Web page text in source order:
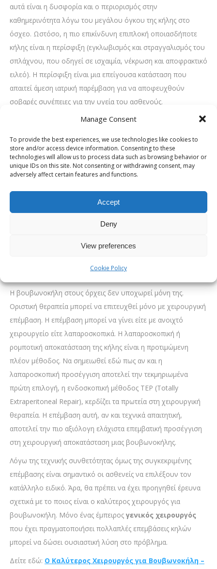
Manage Consent
To provide the best experiences, we use technologies like cookies to
store and/or access device information. Consenting to these
technologies will allow us to process data such as browsing behavior or
unique IDs on this site. Not consenting or withdrawing consent, may
adversely affect certain features and functions.
Accept
Deny
View preferences
Cookie Policy
αυτά είναι η δυσφορία και ο περιορισμός στην
καθημερινότητα λόγω του μεγάλου όγκου της κήλης στο
όσχεο. Ωστόσο, η πιο επικίνδυνη επιπλοκή οποιασδήποτε
κήλης είναι η περίσφιξη (εγκλωβισμός και στραγγαλισμός του
σπλάχνου, που οδηγεί σε ισχαιμία, νέκρωση και αποφρακτικό
ειλεό). Η περίσφιξη είναι μια επείγουσα κατάσταση που
απαιτεί άμεση ιατρική παρέμβαση για να αποφευχθούν
σοβαρές συνέπειες για την υγεία του ασθενούς.
Η διάγνωση γίνεται κυρίως με κλινική εξέταση. Ο ιατρός
ψηλαφά τη βουβωνική χώρα και το όσχεο, ζητά από τον
ασθενή να βήξει ή να πιέσει, και ελέγχει αν η κήλη είναι
υπερηχογράφημα κοιλίας και οσχέου, που δείχνει με
σαφήνεια το περιεχόμενο της κήλης και ξεχωρίζει τη
βουβωνοκήλη από άλλες παθήσεις όπως η κιρσοκήλη ή η
βουβωνοκήλη στους όρχεις
Η βουβωνοκήλη στους όρχεις δεν υποχωρεί μόνη της.
Οριστική θεραπεία μπορεί να επιτευχθεί μόνο με χειρουργική
επέμβαση. Η επέμβαση μπορεί να γίνει είτε με ανοιχτό
χειρουργείο είτε λαπαροσκοπικά. Η λαπαροσκοπική ή
ρομποτική αποκατάσταση της κήλης είναι η προτιμώμενη
πλέον μέθοδος. Να σημειωθεί εδώ πως αν και η
λαπαροσκοπική προσέγγιση αποτελεί την τεκμηριωμένα
πρώτη επιλογή, η ενδοσκοπική μέθοδος TEP (Totally
Extraperitoneal Repair), κερδίζει τα πρωτεία στη χειρουργική
θεραπεία. Η επέμβαση αυτή, αν και τεχνικά απαιτητική,
αποτελεί την πιο αξιόλογη ελάχιστα επεμβατική προσέγγιση
στη χειρουργική αποκατάσταση μιας βουβωνοκήλης.
Λόγω της τεχνικής συνθετότητας όμως της συγκεκριμένης
επέμβασης είναι σημαντικό οι ασθενείς να επιλέξουν τον
κατάλληλο ειδικό. Άρα, θα πρέπει να έχει προηγηθεί έρευνα
σχετικά με το ποιος είναι ο καλύτερος χειρουργός για
βουβωνοκήλη. Μόνο ένας έμπειρος γενικός χειρουργός
που έχει πραγματοποιήσει πολλαπλές επεμβάσεις κηλών
μπορεί να δώσει ουσιαστική λύση στο πρόβλημα.
Δείτε εδώ: Ο Καλύτερος Χειρουργός για Βουβωνοκήλη –